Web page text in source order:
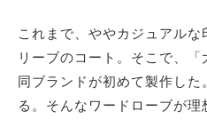
これまで、ややカジュアル
リーブのコート。そこで、「
同ブランドが初めて製作し
る。そんなワードローブが理